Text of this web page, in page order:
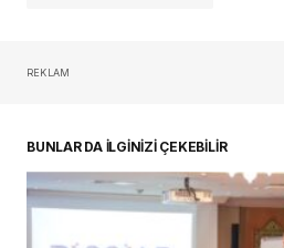
REKLAM
BUNLAR DA İLGİNİZİ ÇEKEBİLİR